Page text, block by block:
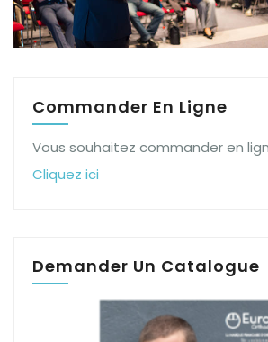
Commander En Ligne
Vous souhaitez commander en
Cliquez ici
Demander Un Catalogue